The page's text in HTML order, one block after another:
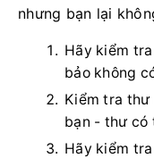
nhưng bạn lại
Hãy kiểm
bảo không
Kiểm tra thư
bạn - thư có
Hãy kiểm